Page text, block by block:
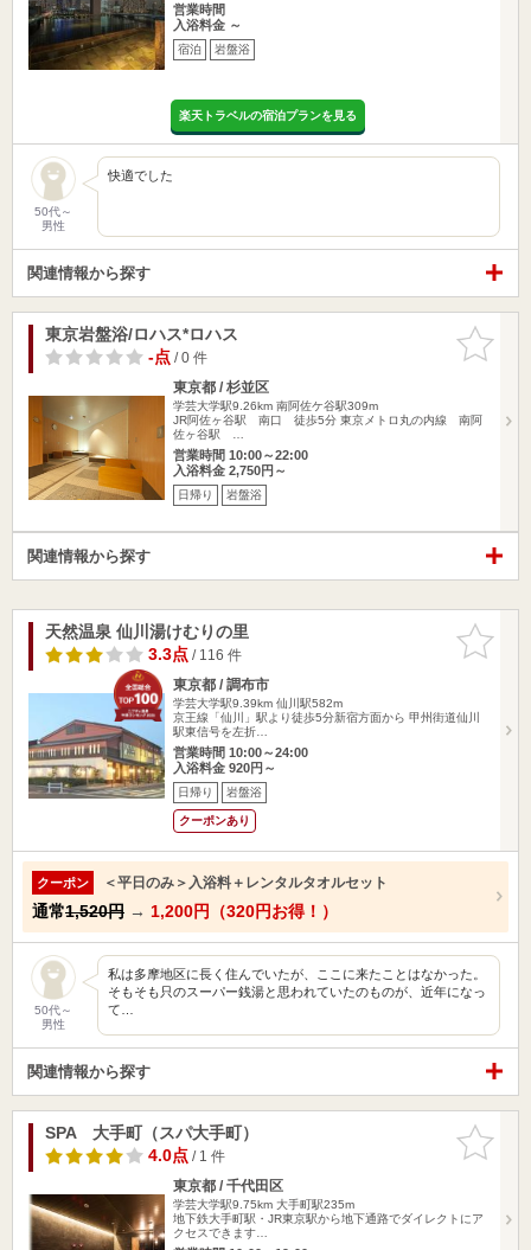
営業時間
入浴料金 ～
宿泊 岩盤浴
楽天トラベルの宿泊プランを見る
50代～
男性
快適でした
関連情報から探す
お気に入
りに追加
東京岩盤浴/ロハス*ロハス
-点/ 0 件
東京都 / 杉並区
学芸大学駅9.26km 南阿佐ケ谷駅309m
JR阿佐ヶ谷駅 南口 徒歩5分 東京メトロ丸の内線 南阿
佐ヶ谷駅 …
営業時間 10:00～22:00
入浴料金 2,750円～
日帰り 岩盤浴
関連情報から探す
お気に入
りに追加
天然温泉 仙川湯けむりの里
3.3点/ 116 件
東京都 / 調布市
学芸大学駅9.39km 仙川駅582m
京王線「仙川」駅より徒歩5分新宿方面から 甲州街道仙川
駅東信号を左折…
営業時間 10:00～24:00
入浴料金 920円～
日帰り 岩盤浴
クーポンあり
クーポン ＜平日のみ＞入浴料＋レンタルタオルセット
通常1,520円 → 1,200円（320円お得！）
50代～
男性
私は多摩地区に長く住んでいたが、ここに来たことはなかった。
そもそも只のスーパー銭湯と思われていたのものが、近年になっ
て…
関連情報から探す
お気に入
りに追加
SPA 大手町（スパ大手町）
4.0点/ 1 件
東京都 / 千代田区
学芸大学駅9.75km 大手町駅235m
地下鉄大手町駅・JR東京駅から地下通路でダイレクトにア
クセスできます…